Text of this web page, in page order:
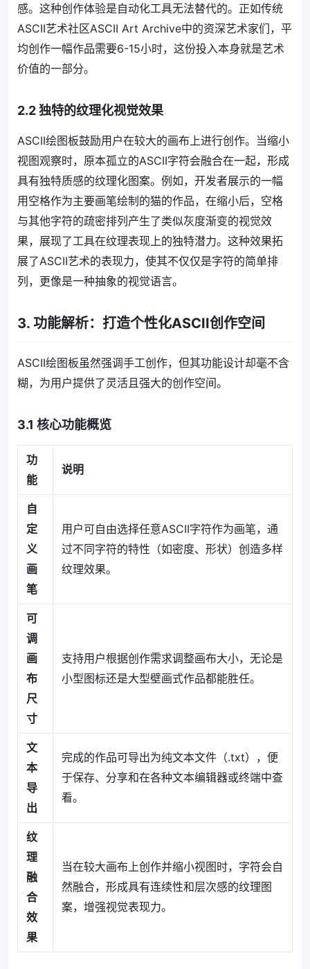
感。这种创作体验是自动化工具无法替代的。正如传统
ASCII艺术社区ASCII Art Archive中的资深艺术家们，平
均创作一幅作品需要6-15小时，这份投入本身就是艺术
价值的一部分。
2.2 独特的纹理化视觉效果
ASCII绘图板鼓励用户在较大的画布上进行创作。当缩小
视图观察时，原本孤立的ASCII字符会融合在一起，形成
具有独特质感的纹理化图案。例如，开发者展示的一幅
用空格作为主要画笔绘制的猫的作品，在缩小后，空格
与其他字符的疏密排列产生了类似灰度渐变的视觉效
果，展现了工具在纹理表现上的独特潜力。这种效果拓
展了ASCII艺术的表现力，使其不仅仅是字符的简单排
列，更像是一种抽象的视觉语言。
3. 功能解析：打造个性化ASCII创作空间
ASCII绘图板虽然强调手工创作，但其功能设计却毫不含
糊，为用户提供了灵活且强大的创作空间。
3.1 核心功能概览
功
能
说明
自
定
义
画
笔
用户可自由选择任意ASCII字符作为画笔，通
过不同字符的特性（如密度、形状）创造多样
纹理效果。
可
调
画
布
尺
寸
支持用户根据创作需求调整画布大小，无论是
小型图标还是大型壁画式作品都能胜任。
文
本
导
出
完成的作品可导出为纯文本文件（.txt），便
于保存、分享和在各种文本编辑器或终端中查
看。
纹
理
融
合
效
果
当在较大画布上创作并缩小视图时，字符会自
然融合，形成具有连续性和层次感的纹理图
案，增强视觉表现力。